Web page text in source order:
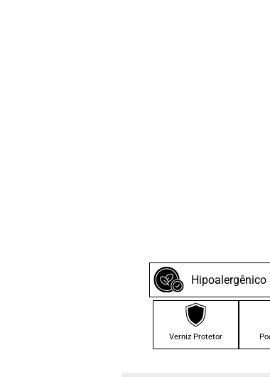
Verniz Protetor
Hipoalergênico